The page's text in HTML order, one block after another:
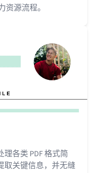
资源流程。
各类 PDF 格式简
取关键信息，并无缝